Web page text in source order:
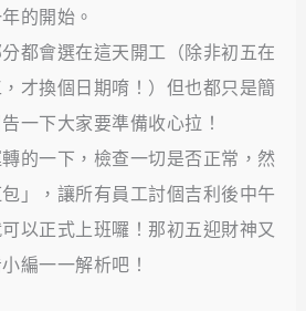
的開始。
都會選在這天開工（除非初五在
才換個日期唷！）但也都只是簡
一下大家要準備收心拉！
的一下，檢查一切是否正常，然
」，讓所有員工討個吉利後中午
以正式上班囉！那初五迎財神又
編一一解析吧！